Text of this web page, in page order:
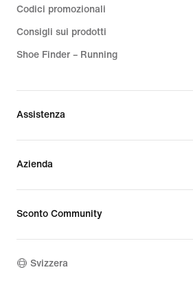
Codici promozionali
Consigli sui prodotti
Shoe Finder – Running
Assistenza
Azienda
Sconto Community
Svizzera